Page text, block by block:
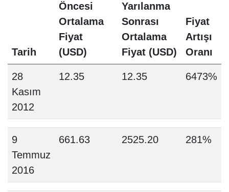
Tarih
Öncesi
Ortalama
Fiyat
(USD)
Yarılanma
Sonrası
Ortalama
Fiyat (USD)
Fiyat
Artışı
Oranı
28
Kasım
2012
12.35 12.35 6473%
9
Temmuz
2016
661.63 2525.20 281%